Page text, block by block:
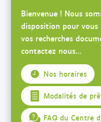
Bienvenue ! Nous
disposition pour vous
vos recherches
contactez nous...
Nos horaires
Modalités de
FAQ du Centre